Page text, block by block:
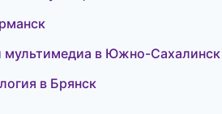
мультимедиа в Южно-Сахалинск
в Брянск